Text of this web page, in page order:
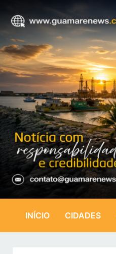
INÍCIO CIDADES